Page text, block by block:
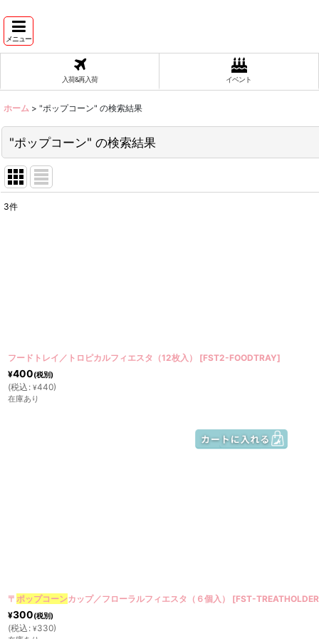
メニュー
入荷&再入荷 イベント
ホーム > "ポップコーン" の検索結果
"ポップコーン" の検索結果
3件
フードトレイ／トロピカルフィエスタ（12枚入） [FST2-FOODTRAY]
¥400(税別)
(税込 : ¥440)
在庫あり
〒 ポップコーンカップ／フローラルフィエスタ（６個入） [FST-TREATHOLDER
¥300(税別)
(税込 : ¥330)